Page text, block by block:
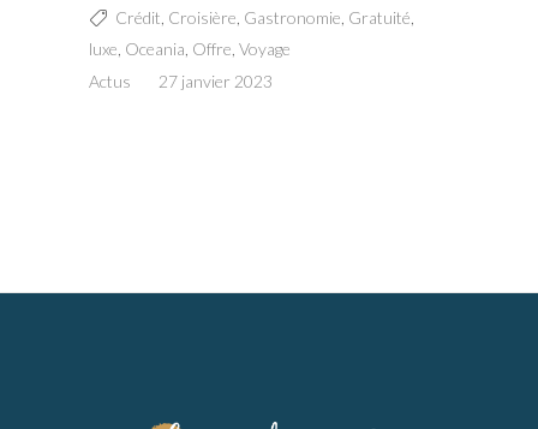
Crédit Croisière Gastronomie Gratuité
luxe Oceania Offre Voyage
Actus
27 janvier 2023